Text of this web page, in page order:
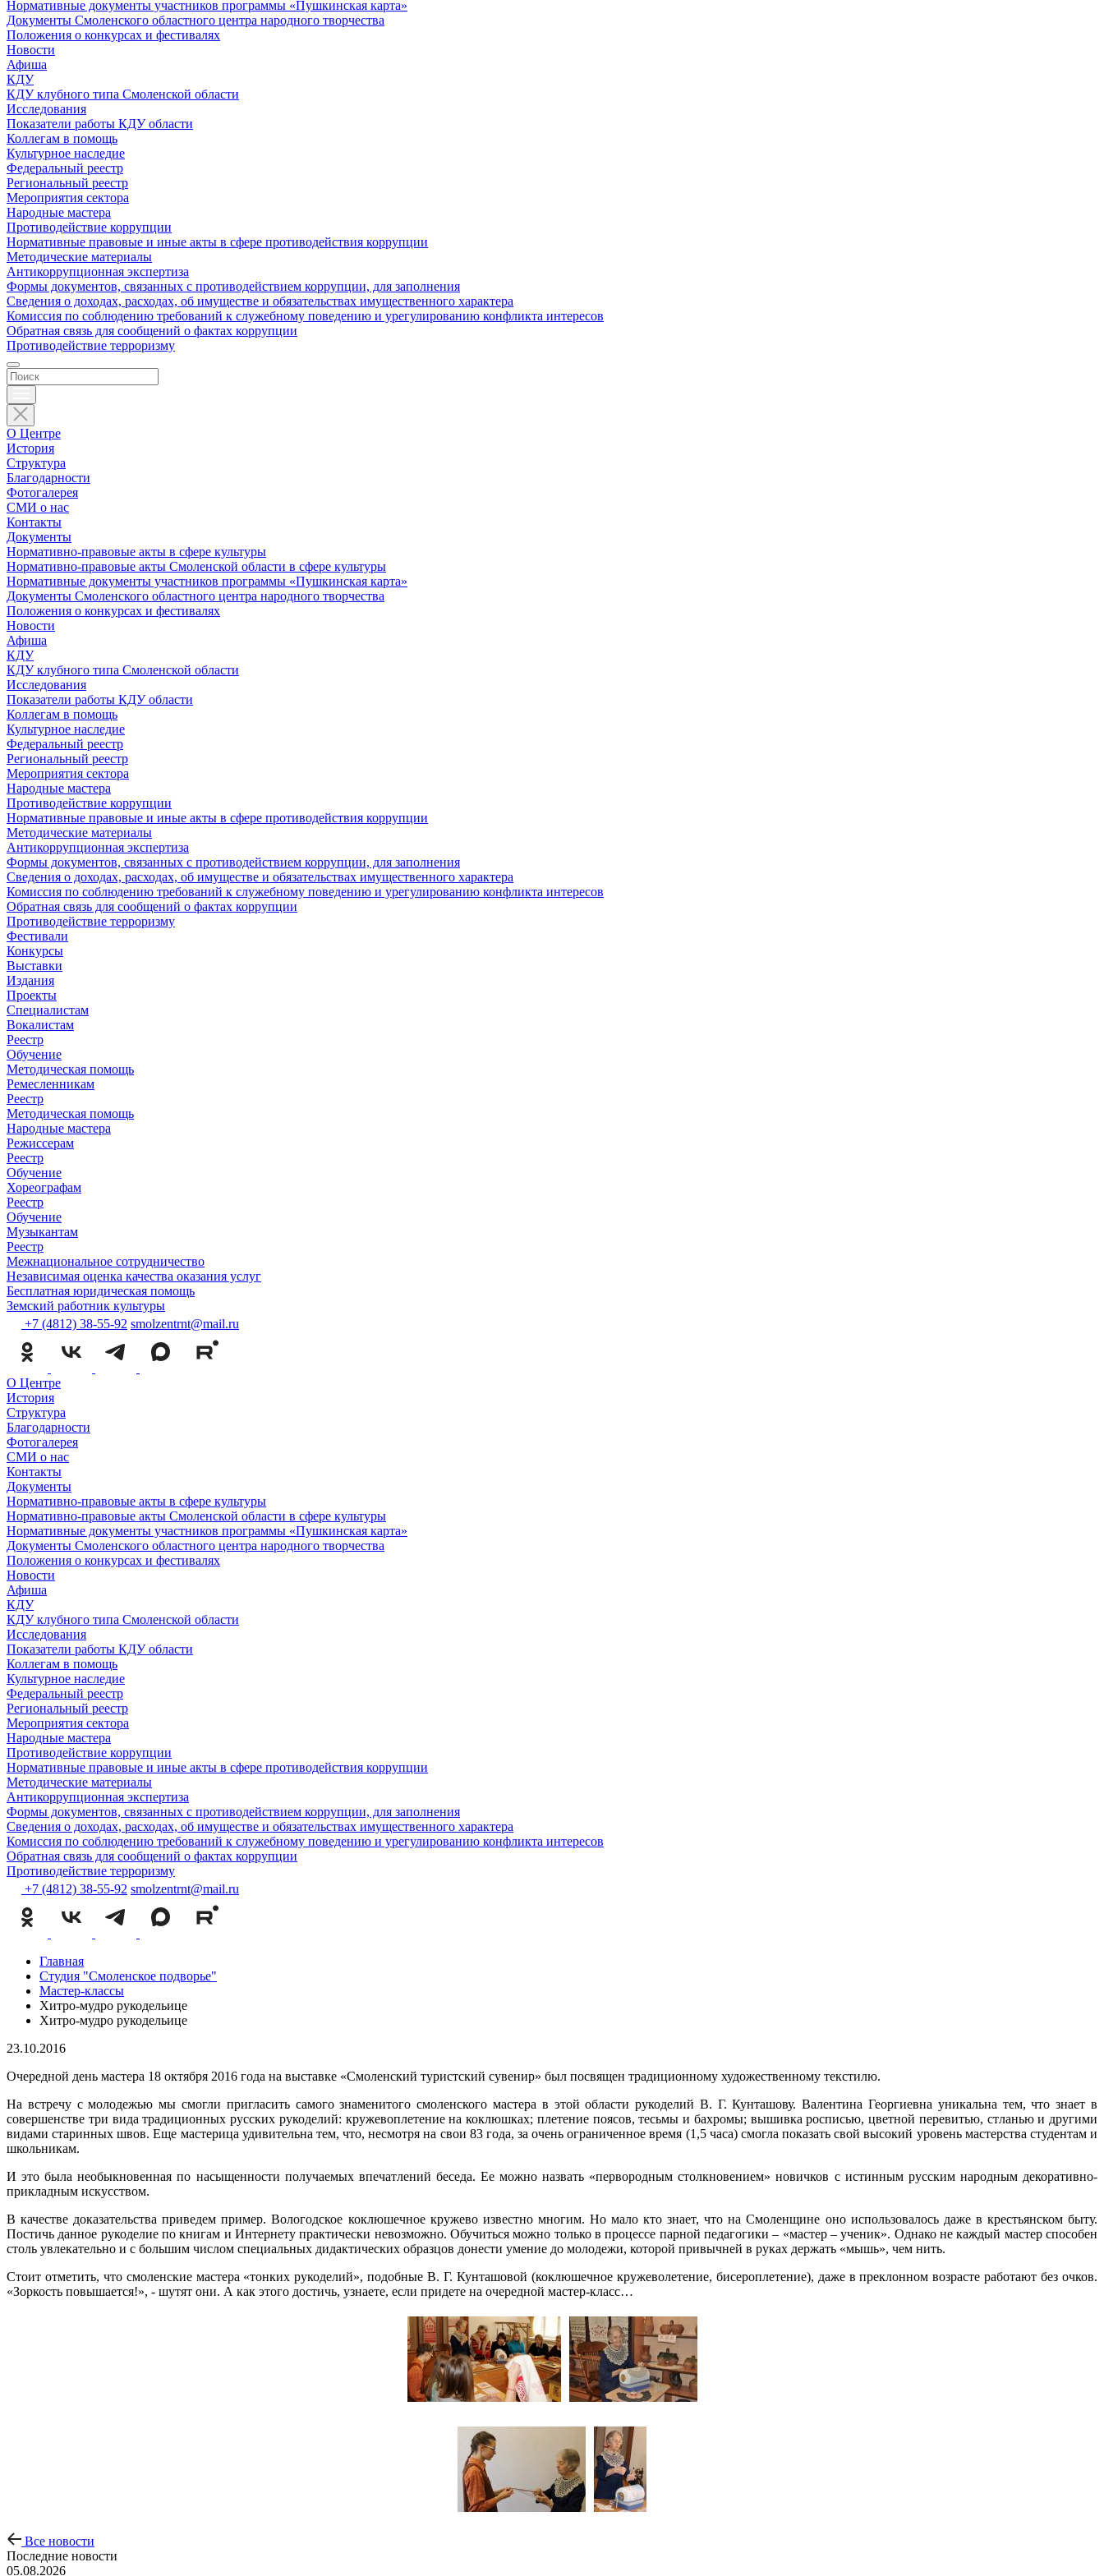
Нормативные документы участников программы «Пушкинская карта»
Документы Смоленского областного центра народного творчества
Положения о конкурсах и фестивалях
Новости
Афиша
КДУ
КДУ клубного типа Смоленской области
Исследования
Показатели работы КДУ области
Коллегам в помощь
Культурное наследие
Федеральный реестр
Региональный реестр
Мероприятия сектора
Народные мастера
Противодействие коррупции
Нормативные правовые и иные акты в сфере противодействия коррупции
Методические материалы
Антикоррупционная экспертиза
Формы документов, связанных с противодействием коррупции, для заполнения
Сведения о доходах, расходах, об имуществе и обязательствах имущественного характера
Комиссия по соблюдению требований к служебному поведению и урегулированию конфликта интересов
Обратная связь для сообщений о фактах коррупции
Противодействие терроризму
О Центре
История
Структура
Благодарности
Фотогалерея
СМИ о нас
Контакты
Документы
Нормативно-правовые акты в сфере культуры
Нормативно-правовые акты Смоленской области в сфере культуры
Нормативные документы участников программы «Пушкинская карта»
Документы Смоленского областного центра народного творчества
Положения о конкурсах и фестивалях
Новости
Афиша
КДУ
КДУ клубного типа Смоленской области
Исследования
Показатели работы КДУ области
Коллегам в помощь
Культурное наследие
Федеральный реестр
Региональный реестр
Мероприятия сектора
Народные мастера
Противодействие коррупции
Нормативные правовые и иные акты в сфере противодействия коррупции
Методические материалы
Антикоррупционная экспертиза
Формы документов, связанных с противодействием коррупции, для заполнения
Сведения о доходах, расходах, об имуществе и обязательствах имущественного характера
Комиссия по соблюдению требований к служебному поведению и урегулированию конфликта интересов
Обратная связь для сообщений о фактах коррупции
Противодействие терроризму
Фестивали
Конкурсы
Выставки
Издания
Проекты
Специалистам
Вокалистам
Реестр
Обучение
Методическая помощь
Ремесленникам
Реестр
Методическая помощь
Народные мастера
Режиссерам
Реестр
Обучение
Хореографам
Реестр
Обучение
Музыкантам
Реестр
Межнациональное сотрудничество
Независимая оценка качества оказания услуг
Бесплатная юридическая помощь
Земский работник культуры
+7 (4812) 38-55-92 smolzentrnt@mail.ru
О Центре
История
Структура
Благодарности
Фотогалерея
СМИ о нас
Контакты
Документы
Нормативно-правовые акты в сфере культуры
Нормативно-правовые акты Смоленской области в сфере культуры
Нормативные документы участников программы «Пушкинская карта»
Документы Смоленского областного центра народного творчества
Положения о конкурсах и фестивалях
Новости
Афиша
КДУ
КДУ клубного типа Смоленской области
Исследования
Показатели работы КДУ области
Коллегам в помощь
Культурное наследие
Федеральный реестр
Региональный реестр
Мероприятия сектора
Народные мастера
Противодействие коррупции
Нормативные правовые и иные акты в сфере противодействия коррупции
Методические материалы
Антикоррупционная экспертиза
Формы документов, связанных с противодействием коррупции, для заполнения
Сведения о доходах, расходах, об имуществе и обязательствах имущественного характера
Комиссия по соблюдению требований к служебному поведению и урегулированию конфликта интересов
Обратная связь для сообщений о фактах коррупции
Противодействие терроризму
+7 (4812) 38-55-92 smolzentrnt@mail.ru
Главная
Студия "Смоленское подворье"
Мастер-классы
Хитро-мудро рукодельице
Хитро-мудро рукодельице
23.10.2016
Очередной день мастера 18 октября 2016 года на выставке «Смоленский туристский сувенир» был посвящен традиционному художественному текстилю.
На встречу с молодежью мы смогли пригласить самого знаменитого смоленского мастера в этой области рукоделий В. Г. Кунташову. Валентина Георгиевна уникальна тем, что знает в
совершенстве три вида традиционных русских рукоделий: кружевоплетение на коклюшках; плетение поясов, тесьмы и бахромы; вышивка росписью, цветной перевитью, стланью и другими
видами старинных швов. Еще мастерица удивительна тем, что, несмотря на свои 83 года, за очень ограниченное время (1,5 часа) смогла показать свой высокий уровень мастерства студентам и
школьникам.
И это была необыкновенная по насыщенности получаемых впечатлений беседа. Ее можно назвать «первородным столкновением» новичков с истинным русским народным декоративно-
прикладным искусством.
В качестве доказательства приведем пример. Вологодское коклюшечное кружево известно многим. Но мало кто знает, что на Смоленщине оно использовалось даже в крестьянском быту.
Постичь данное рукоделие по книгам и Интернету практически невозможно. Обучиться можно только в процессе парной педагогики – «мастер – ученик». Однако не каждый мастер способен
столь увлекательно и с большим числом специальных дидактических образцов донести умение до молодежи, которой привычней в руках держать «мышь», чем нить.
Стоит отметить, что смоленские мастера «тонких рукоделий», подобные В. Г. Кунташовой (коклюшечное кружеволетение, бисероплетение), даже в преклонном возрасте работают без очков.
«Зоркость повышается!», - шутят они. А как этого достичь, узнаете, если придете на очередной мастер-класс…
Все новости
Последние новости
05.08.2026